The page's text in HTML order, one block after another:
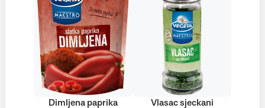
Dimljena paprika Vlasac sjeckani